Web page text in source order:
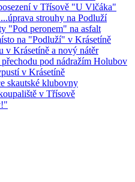
v Třísově "U Vlčáka"
strouhy na Podluží
"Pod peronem" na asfalt
na "Podluží" v Krásetíně
v Krásetíně a nový nátěr
pod nádražím Holubov
v Krásetíně
skautské klubovny
v Třísově